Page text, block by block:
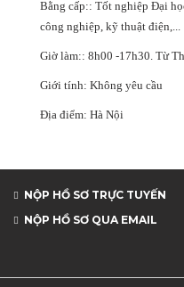
Bằng cấp:: Tốt nghiệp Đại
công nghiệp, kỹ thuật điện,...
Giờ làm:: 8h00 -17h30. Từ
Giới tính: Không yêu cầu
Địa điểm: Hà Nội
NỘP HỒ SƠ TRỰC TUYẾN
NỘP HỒ SƠ QUA EMAIL